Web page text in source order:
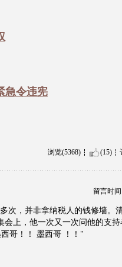
急令违宪
浏览(5368) (15)
留言时间
次，并非拿纳税人的钱修墙。
会上，他一次又一次问他的支
哥！！ 墨西哥 ！！"